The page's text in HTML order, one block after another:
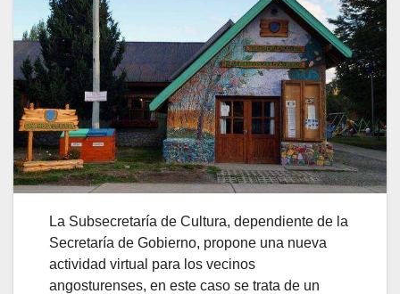
La Subsecretaría de Cultura, dependiente de la
Secretaría de Gobierno, propone una nueva
actividad virtual para los vecinos
angosturenses, en este caso se trata de un